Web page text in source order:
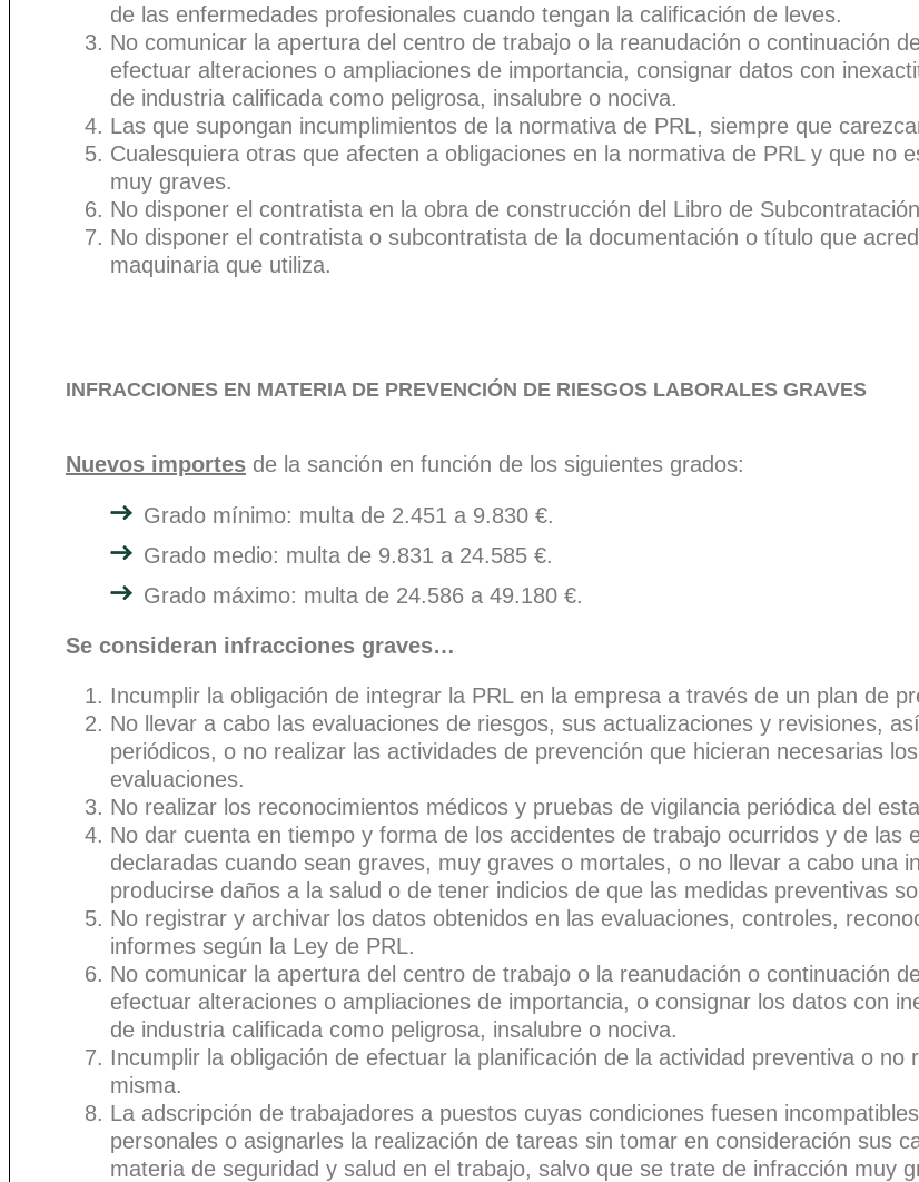
de las enfermedades profesionales cuando tengan la calificación de leves.
No comunicar la apertura del centro de trabajo o la reanudación o continuación
efectuar alteraciones o ampliaciones de importancia, consignar datos con
de industria calificada como peligrosa, insalubre o nociva.
Las que supongan incumplimientos de la normativa de PRL, siempre que
Cualesquiera otras que afecten a obligaciones en la normativa de PRL y que no
muy graves.
No disponer el contratista en la obra de construcción del Libro de
No disponer el contratista o subcontratista de la documentación o título que
maquinaria que utiliza.
INFRACCIONES EN MATERIA DE PREVENCIÓN DE RIESGOS LABORALES GRAVES
Nuevos importes de la sanción en función de los siguientes grados:
Grado mínimo: multa de 2.451 a 9.830 €.
Grado medio: multa de 9.831 a 24.585 €.
Grado máximo: multa de 24.586 a 49.180 €.
Se consideran infracciones graves…
Incumplir la obligación de integrar la PRL en la empresa a través de un plan de
No llevar a cabo las evaluaciones de riesgos, sus actualizaciones y revisiones,
periódicos, o no realizar las actividades de prevención que hicieran necesarias
evaluaciones.
No realizar los reconocimientos médicos y pruebas de vigilancia periódica del
No dar cuenta en tiempo y forma de los accidentes de trabajo ocurridos y de las
declaradas cuando sean graves, muy graves o mortales, o no llevar a cabo una
producirse daños a la salud o de tener indicios de que las medidas preventivas
No registrar y archivar los datos obtenidos en las evaluaciones, controles,
informes según la Ley de PRL.
No comunicar la apertura del centro de trabajo o la reanudación o continuación
efectuar alteraciones o ampliaciones de importancia, o consignar los datos con
de industria calificada como peligrosa, insalubre o nociva.
Incumplir la obligación de efectuar la planificación de la actividad preventiva o no
misma.
La adscripción de trabajadores a puestos cuyas condiciones fuesen
personales o asignarles la realización de tareas sin tomar en consideración sus
materia de seguridad y salud en el trabajo, salvo que se trate de infracción muy